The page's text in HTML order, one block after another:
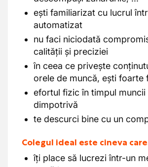
ești familiarizat cu lucrul
automatizat
nu faci niciodată
calității și preciziei
în ceea ce privește
orele de muncă, ești foarte
efortul fizic în timpul muncii
dimpotrivă
te descurci bine cu un
Colegul ideal este cineva
îți place să lucrezi într-un